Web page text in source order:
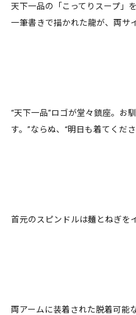
天下一品の「こってりスープ」
一筆書きで描かれた龍が、両サ
“天下一品”ロゴが堂々鎮座。お
す。”ならぬ、“明日も着てくだ
首元のスピンドルは麺とねぎを
両アームに装着された脱着可能